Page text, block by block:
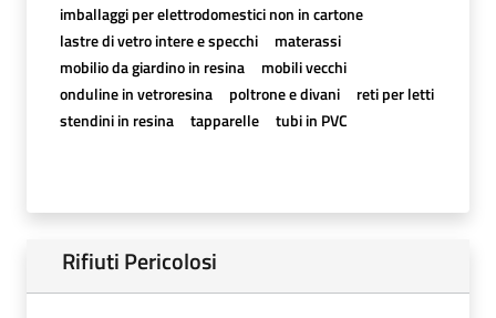
imballaggi per elettrodomestici non in cartone
lastre di vetro intere e specchi
materassi
mobilio da giardino in resina
mobili vecchi
onduline in vetroresina
poltrone e divani
reti per letti
stendini in resina
tapparelle tubi in PVC
Rifiuti Pericolosi